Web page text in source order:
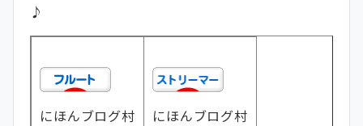
♪
にほんブログ村 にほんブログ村